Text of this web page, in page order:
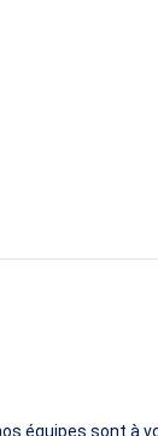
équipes sont à